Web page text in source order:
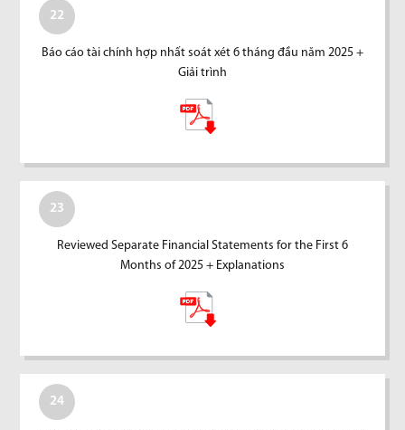
22
Báo cáo tài chính hợp nhất soát xét 6 tháng đầu năm 2025 +
Giải trình
23
Reviewed Separate Financial Statements for the First 6
Months of 2025 + Explanations
24